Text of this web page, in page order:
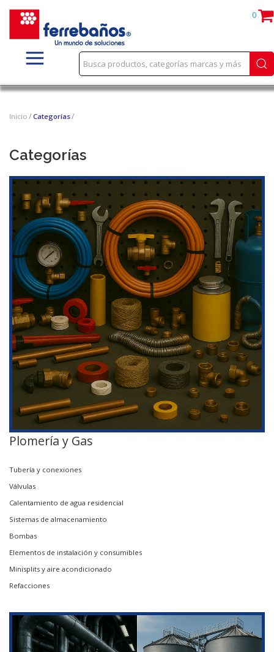
0
Inicio Categorías
Categorías
Plomería y Gas
Tubería y conexiones
Válvulas
Calentamiento de agua residencial
Sistemas de almacenamiento
Bombas
Elementos de instalación y consumibles
Minisplits y aire acondicionado
Refacciones